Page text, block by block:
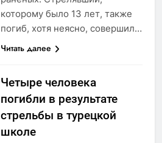
которому было 13 лет, также
погиб, хотя неясно, совершил…
Читать далее
Четыре человека
погибли в результате
стрельбы в турецкой
школе